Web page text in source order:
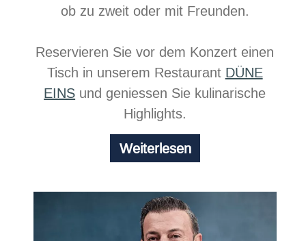
ob zu zweit oder mit Freunden.
Reservieren Sie vor dem Konzert einen
Tisch in unserem Restaurant DÜNE
EINS und geniessen Sie kulinarische
Highlights.
WeiterlesenChill
at
beach